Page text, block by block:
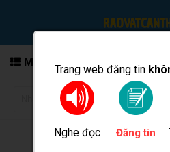
Trang web đăng tin
Nghe đọc Đăng tin
MENU